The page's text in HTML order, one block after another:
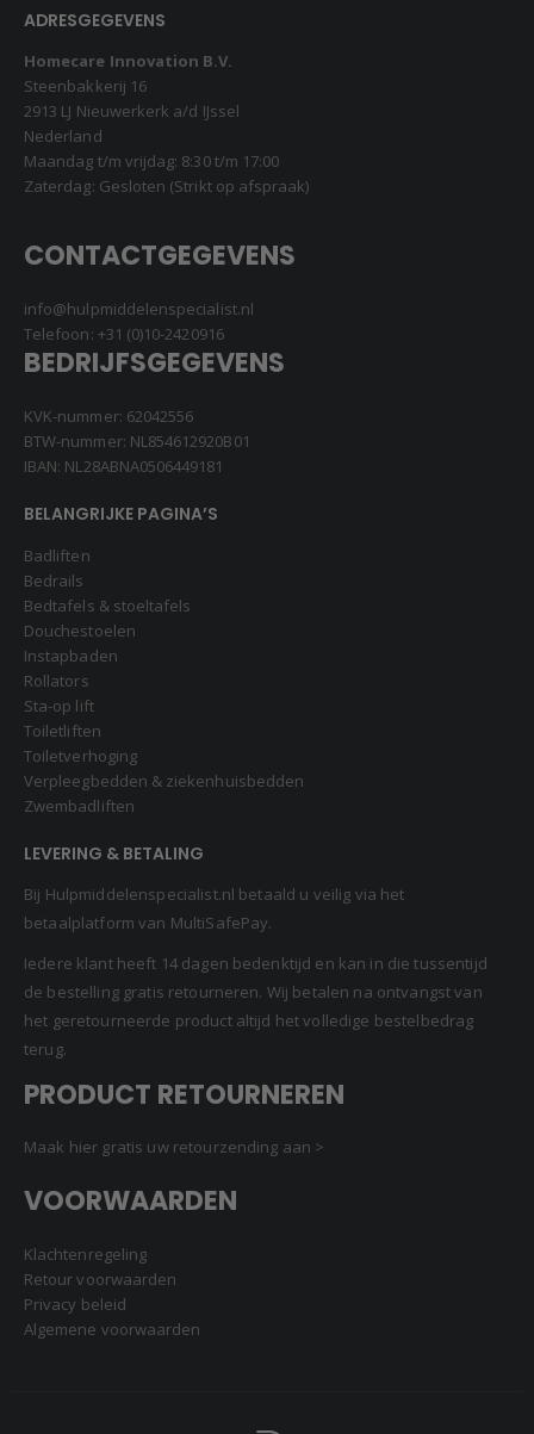
ADRESGEGEVENS
Homecare Innovation B.V.
Steenbakkerij 16
2913 LJ Nieuwerkerk a/d IJssel
Nederland
Maandag t/m vrijdag: 8:30 t/m 17:00
Zaterdag: Gesloten (Strikt op afspraak)
CONTACTGEGEVENS
info@hulpmiddelenspecialist.nl
Telefoon: +31 (0)10-2420916
BEDRIJFSGEGEVENS
KVK-nummer: 62042556
BTW-nummer: NL854612920B01
IBAN: NL28ABNA0506449181
BELANGRIJKE PAGINA’S
Badliften
Bedrails
Bedtafels & stoeltafels
Douchestoelen
Instapbaden
Rollators
Sta-op lift
Toiletliften
Toiletverhoging
Verpleegbedden & ziekenhuisbedden
Zwembadliften
LEVERING & BETALING
Bij Hulpmiddelenspecialist.nl betaald u veilig via het
betaalplatform van MultiSafePay.
Iedere klant heeft 14 dagen bedenktijd en kan in die tussentijd
de bestelling gratis retourneren. Wij betalen na ontvangst van
het geretourneerde product altijd het volledige bestelbedrag
terug.
PRODUCT RETOURNEREN
Maak hier gratis uw retourzending aan >
VOORWAARDEN
Klachtenregeling
Retour voorwaarden
Privacy beleid
Algemene voorwaarden